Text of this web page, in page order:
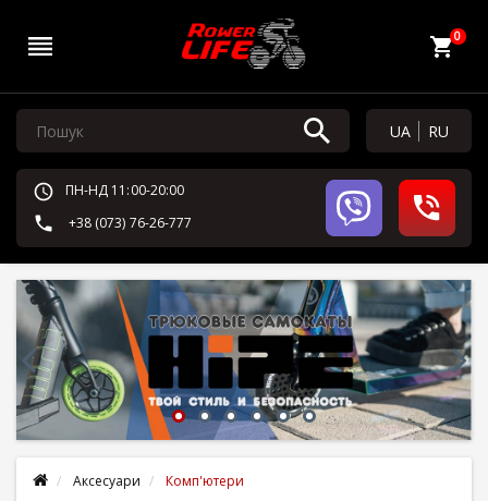
0
UA RU
ПН-НД 11:00-20:00
+38 (073) 76-26-777
Аксесуари Комп'ютери